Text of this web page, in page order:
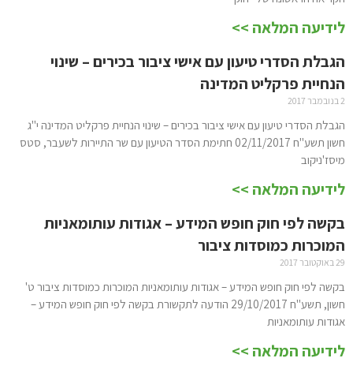
לידיעה המלאה >>
הגבלת הסדרי טיעון עם אישי ציבור בכירים – שינוי
הנחיית פרקליט המדינה
2 בנובמבר 2017
הגבלת הסדרי טיעון עם אישי ציבור בכירים – שינוי הנחיית פרקליט המדינה י"ג
חשון תשע"ח 02/11/2017 חתימת הסדר הטיעון עם שר התיירות לשעבר, סטס
מיסז'ניקוב
לידיעה המלאה >>
בקשה לפי חוק חופש המידע – אגודות עותומאניות
המוכרות כמוסדות ציבור
29 באוקטובר 2017
בקשה לפי חוק חופש המידע – אגודות עותומאניות המוכרות כמוסדות ציבור ט'
חשון, תשע"ח 29/10/2017 הודעה לתקשורת בקשה לפי חוק חופש המידע –
אגודות עותומאניות
לידיעה המלאה >>